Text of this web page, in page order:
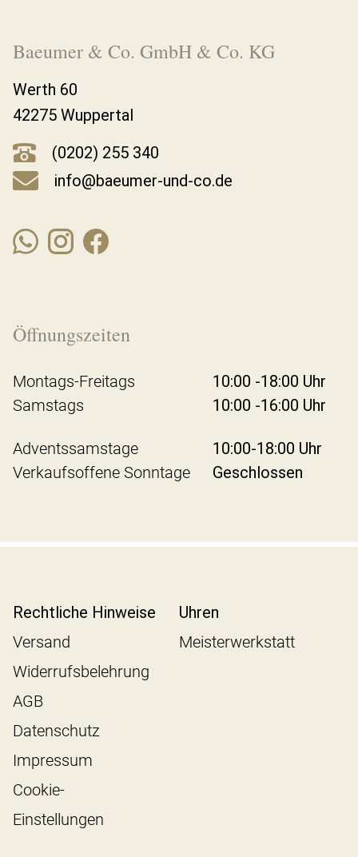
Baeumer & Co. GmbH & Co. KG
Werth 60
42275 Wuppertal
(0202) 255 340
info@baeumer-und-co.de
Öffnungszeiten
Montags-Freitags
10:00 -18:00 Uhr
Samstags
10:00 -16:00 Uhr
Adventssamstage
10:00-18:00 Uhr
Verkaufsoffene Sonntage
Geschlossen
Rechtliche Hinweise
Versand
Widerrufsbelehrung
AGB
Datenschutz
Impressum
Cookie-
Einstellungen
Uhren
Meisterwerkstatt